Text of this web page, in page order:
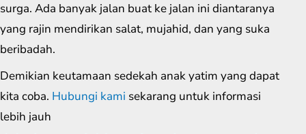
surga. Ada banyak jalan buat ke jalan ini diantaranya
yang rajin mendirikan salat, mujahid, dan yang suka
beribadah.
Demikian keutamaan sedekah anak yatim yang dapat
kita coba. Hubungi kami sekarang untuk informasi
lebih jauh